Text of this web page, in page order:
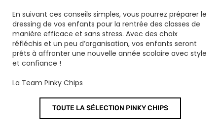
En suivant ces conseils simples, vous pourrez préparer le
dressing de vos enfants pour la rentrée des classes de
manière efficace et sans stress. Avec des choix
réfléchis et un peu d’organisation, vos enfants seront
prêts à affronter une nouvelle année scolaire avec style
et confiance !
La Team Pinky Chips
TOUTE LA SÉLECTION PINKY CHIPS